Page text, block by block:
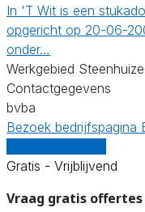
In 'T Wit is een
opgericht op 20-06-
onder…
Werkgebied
Contactgegevens
bvba
Bezoek bedrijfspagina
Gratis - Vrijblijvend
Vraag gratis offertes